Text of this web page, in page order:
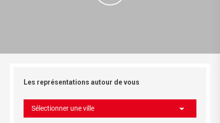
Les représentations autour de vous
Sélectionner une ville